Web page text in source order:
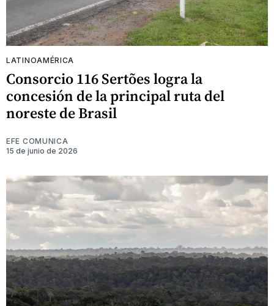
LATINOAMÉRICA
Consorcio 116 Sertões logra la
concesión de la principal ruta del
noreste de Brasil
EFE COMUNICA
15 de junio de 2026